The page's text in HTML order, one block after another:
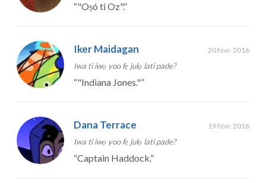
“"Oṣó ti Oz".”
Iker Maidagan 20 févr. 2016
Iwa ti iwọ yoo fẹ julọ lati pade?
“"Indiana Jones."”
Dana Terrace 19 févr. 2016
Iwa ti iwọ yoo fẹ julọ lati pade?
“Captain Haddock.”